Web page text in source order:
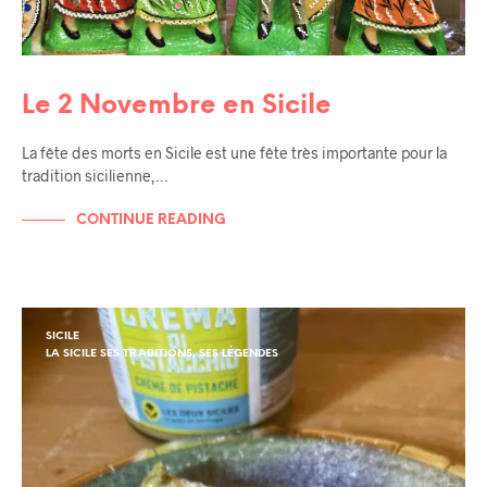
Le 2 Novembre en Sicile
La fête des morts en Sicile est une fête très importante pour la
tradition sicilienne,…
CONTINUE READING
SICILE
LA SICILE SES TRADITIONS, SES LÉGENDES